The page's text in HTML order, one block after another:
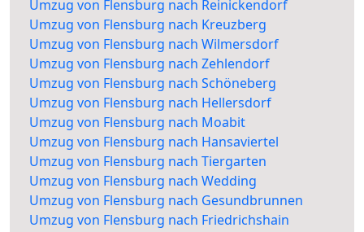
Umzug von Flensburg nach Reinickendorf
Umzug von Flensburg nach Kreuzberg
Umzug von Flensburg nach Wilmersdorf
Umzug von Flensburg nach Zehlendorf
Umzug von Flensburg nach Schöneberg
Umzug von Flensburg nach Hellersdorf
Umzug von Flensburg nach Moabit
Umzug von Flensburg nach Hansaviertel
Umzug von Flensburg nach Tiergarten
Umzug von Flensburg nach Wedding
Umzug von Flensburg nach Gesundbrunnen
Umzug von Flensburg nach Friedrichshain